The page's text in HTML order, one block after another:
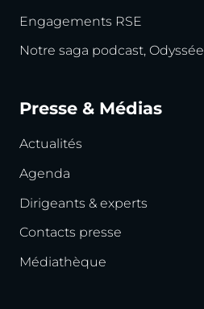
Engagements RSE
Notre saga podcast, Odyssée
Presse & Médias
Actualités
Agenda
Dirigeants & experts
Contacts presse
Médiathèque